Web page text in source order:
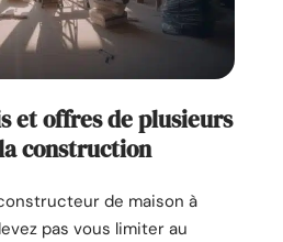
et offres de plusieurs
construction
de maison à
pas vous limiter au